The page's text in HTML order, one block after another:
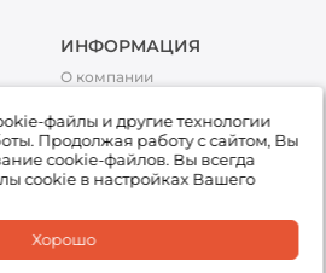
ИНФОРМАЦИЯ
О компании
Условия доставки и возврата
товара
Обработка персональных
данных
файлы и другие технологии
Продолжая работу с сайтом, Вы
cookie-файлов. Вы всегда
cookie в настройках Вашего
Хорошо